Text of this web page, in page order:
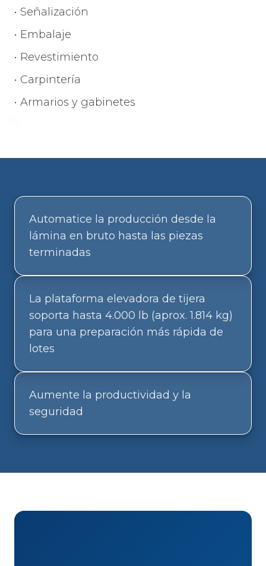
• Señalización
• Embalaje
• Revestimiento
• Carpintería
• Armarios y gabinetes
Automatice la producción desde la
lámina en bruto hasta las piezas
terminadas
La plataforma elevadora de tijera
soporta hasta 4.000 lb (aprox. 1.814 kg)
para una preparación más rápida de
lotes
Aumente la productividad y la
seguridad